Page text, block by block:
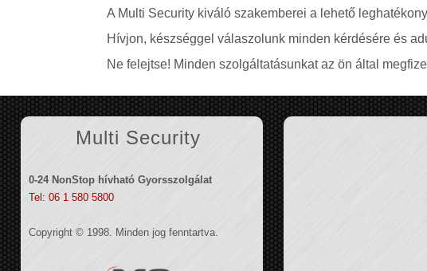
A Multi Security kiváló szakemberei a lehető
Hívjon, készséggel válaszolunk minden kérdésére és
Ne felejtse! Minden szolgáltatásunkat az ön által
Multi Security
0-24 NonStop hívható Gyorsszolgálat
Tel: 06 1 580 5800
Copyright © 1998. Minden jog fenntartva.